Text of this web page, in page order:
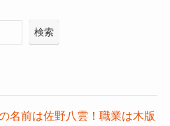
検索
名前は佐野八雲！職業は木版